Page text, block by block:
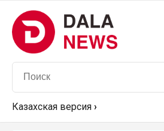
Казахская версия ›